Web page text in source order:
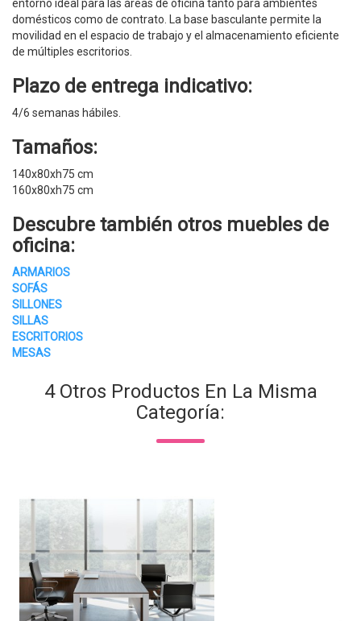
entorno ideal para las áreas de oficina tanto para ambientes
domésticos como de contrato. La base basculante permite la
movilidad en el espacio de trabajo y el almacenamiento eficiente
de múltiples escritorios.
Plazo de entrega indicativo:
4/6 semanas hábiles.
Tamaños:
140x80xh75 cm
160x80xh75 cm
Descubre también otros muebles de
oficina:
ARMARIOS
SOFÁS
SILLONES
SILLAS
ESCRITORIOS
MESAS
4 Otros Productos En La Misma
Categoría: